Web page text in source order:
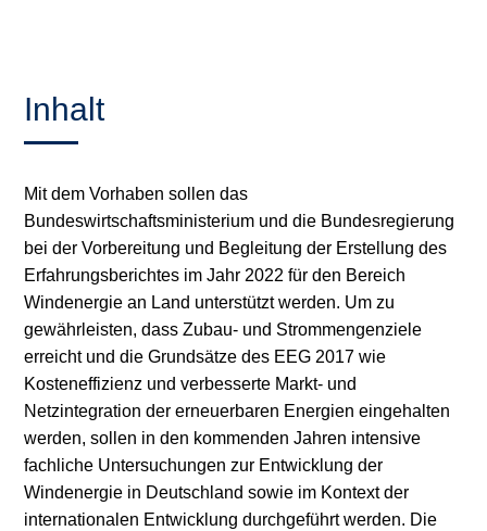
Inhalt
Mit dem Vorhaben sollen das
Bundeswirtschaftsministerium und die Bundesregierung
bei der Vorbereitung und Begleitung der Erstellung des
Erfahrungsberichtes im Jahr 2022 für den Bereich
Windenergie an Land unterstützt werden. Um zu
gewährleisten, dass Zubau‐ und Strommengenziele
erreicht und die Grundsätze des EEG 2017 wie
Kosteneffizienz und verbesserte Markt‐ und
Netzintegration der erneuerbaren Energien eingehalten
werden, sollen in den kommenden Jahren intensive
fachliche Untersuchungen zur Entwicklung der
Windenergie in Deutschland sowie im Kontext der
internationalen Entwicklung durchgeführt werden. Die